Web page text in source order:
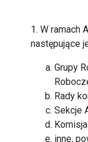
1. W ramach
następujące
Grupy
Rady
Sekcje
inne,